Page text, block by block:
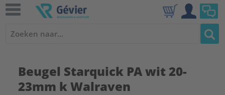
Beugel Starquick PA wit 20-
23mm k Walraven